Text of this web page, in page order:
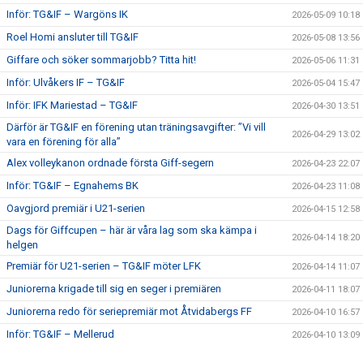
Inför: TG&IF – Wargöns IK 2026-05-09 10:18
Roel Homi ansluter till TG&IF 2026-05-08 13:56
Giffare och söker sommarjobb? Titta hit! 2026-05-06 11:31
Inför: Ulvåkers IF – TG&IF 2026-05-04 15:47
Inför: IFK Mariestad – TG&IF 2026-04-30 13:51
Därför är TG&IF en förening utan träningsavgifter: ”Vi vill
vara en förening för alla”
2026-04-29 13:02
Alex volleykanon ordnade första Giff-segern 2026-04-23 22:07
Inför: TG&IF – Egnahems BK 2026-04-23 11:08
Oavgjord premiär i U21-serien 2026-04-15 12:58
Dags för Giffcupen – här är våra lag som ska kämpa i
helgen
2026-04-14 18:20
Premiär för U21-serien – TG&IF möter LFK 2026-04-14 11:07
Juniorerna krigade till sig en seger i premiären 2026-04-11 18:07
Juniorerna redo för seriepremiär mot Åtvidabergs FF 2026-04-10 16:57
Inför: TG&IF – Mellerud 2026-04-10 13:09